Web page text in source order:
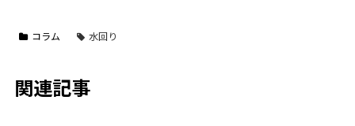
コラム 水回り
関連記事